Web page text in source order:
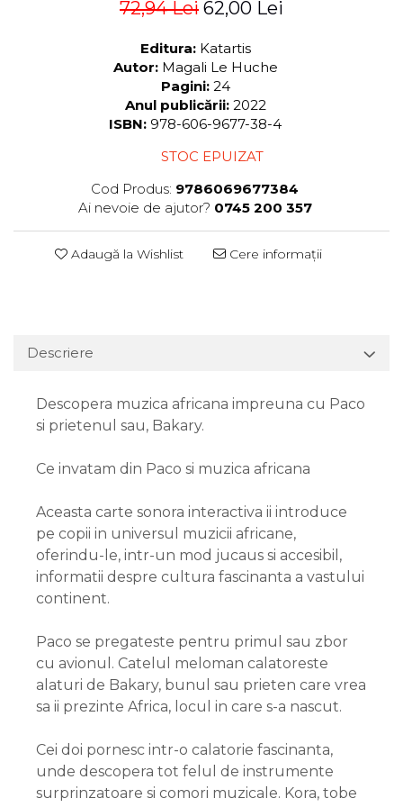
72,94 Lei 62,00 Lei
Editura: Katartis
Autor: Magali Le Huche
Pagini: 24
Anul publicării: 2022
ISBN: 978-606-9677-38-4
STOC EPUIZAT
Cod Produs: 9786069677384
Ai nevoie de ajutor? 0745 200 357
Adaugă la Wishlist Cere informații
Descriere
Descopera muzica africana impreuna cu Paco
si prietenul sau, Bakary.
Ce invatam din Paco si muzica africana
Aceasta carte sonora interactiva ii introduce
pe copii in universul muzicii africane,
oferindu-le, intr-un mod jucaus si accesibil,
informatii despre cultura fascinanta a vastului
continent.
Paco se pregateste pentru primul sau zbor
cu avionul. Catelul meloman calatoreste
alaturi de Bakary, bunul sau prieten care vrea
sa ii prezinte Africa, locul in care s-a nascut.
Cei doi pornesc intr-o calatorie fascinanta,
unde descopera tot felul de instrumente
surprinzatoare si comori muzicale. Kora, tobe